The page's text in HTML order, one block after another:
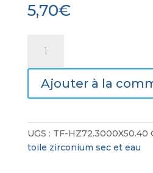
5,70€
Bande
toile
zirconium
et
eau
Ajouter à la
UGS : TF-HZ72.3000X50.40
toile zirconium sec et eau